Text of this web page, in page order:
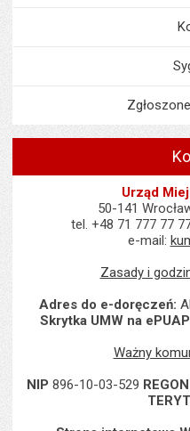
Urząd
50-141
tel. +48 71 777 77
e-mail:
Zasady i
Adres do e-doręczeń:
Skrytka UMW na
Ważny
NIP 896-10-03-529 REGON